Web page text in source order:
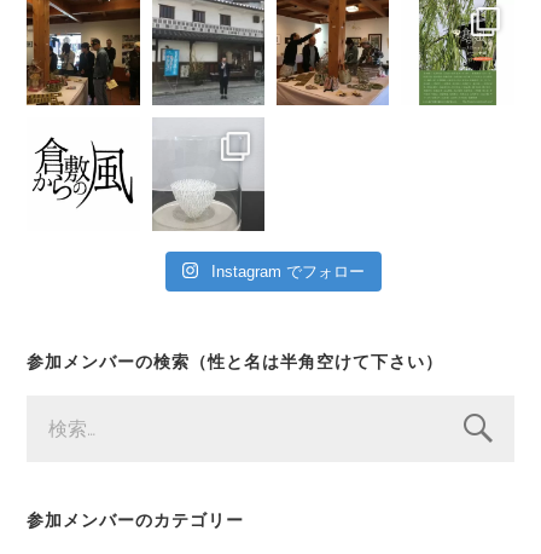
Instagram でフォロー
参加メンバーの検索（性と名は半角空けて下さい）
索:
参加メンバーのカテゴリー